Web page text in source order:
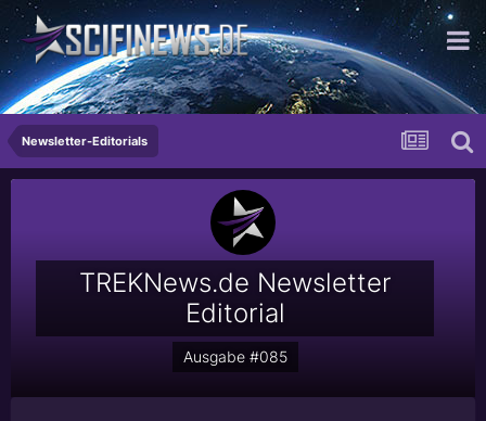
...rult irgendwie!
Newsletter-Editorials
TREKNews.de Newsletter
Editorial
Ausgabe #085